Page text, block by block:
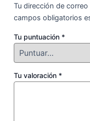
Tu dirección de
campos obligatorios
Tu puntuación *
Tu valoración *